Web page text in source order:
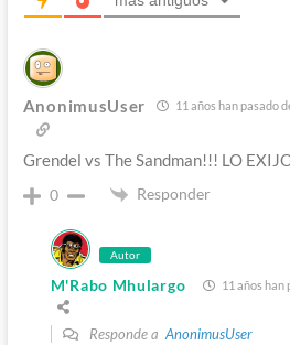
AnonimusUser 11 años han pasado
Grendel vs The Sandman!!! LO
0 Responder
Autor
M'Rabo Mhulargo 11 años han
Responde aAnonimusUser